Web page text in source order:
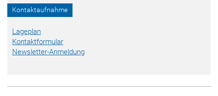
Kontaktaufnahme
Lageplan
Kontaktformular
Newsletter-Anmeldung